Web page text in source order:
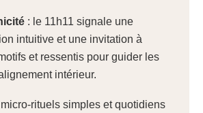
: le 11h11 signale une
intuitive et une invitation à
et ressentis pour guider les
intérieur.
micro-rituels simples et quotidiens